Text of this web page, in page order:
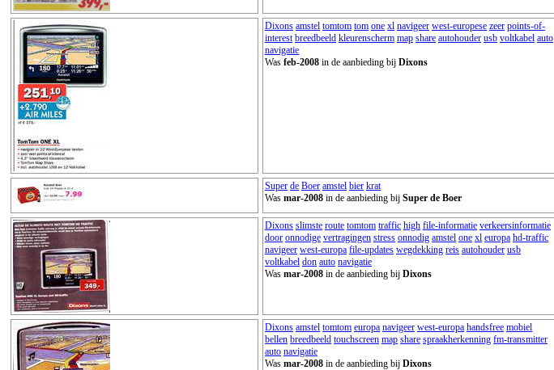
Dixons amstel tomtom tom one xl navigeer west-europese zeer points-of-
interest breedbeeld kleurenscherm map share autohouder usb voltkabel auto
navigatie
Was feb-2008 in de aanbieding bij Dixons
Super de Boer amstel bier krat
Was mar-2008 in de aanbieding bij Super de Boer
Dixons slimste route tomtom traffic high file-informatie verkeersinformatie
door onnodige vertragingen stress onnodig amstel one xl europa hd-traffic
navigeer west-europa file-updates wegdekking reis autohouder usb
voltkabel don auto navigatie
Was mar-2008 in de aanbieding bij Dixons
Dixons amstel tomtom europa navigeer west-europa handsfree mobiel
bellen breedbeeld touchscreen map share spraakherkenning fm-transmitter
auto navigatie
Was mar-2008 in de aanbieding bij Dixons